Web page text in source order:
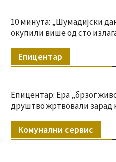
10 минута: „Шумадијски
окупили више од сто
Епицентар
Епицентар: Ера „брзог
друштво жртвовали зарад
Комунални сервис